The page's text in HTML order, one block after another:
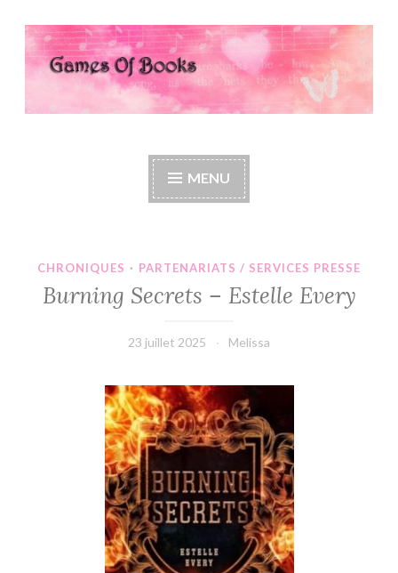
Accéder
au
contenu
Games Of Books
MENU
CHRONIQUES · PARTENARIATS / SERVICES PRESSE
Burning Secrets – Estelle Every
23 juillet 2025 Melissa